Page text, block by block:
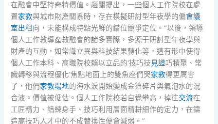
在融會中堅持奇特價值。趙闊提出，一些個人工作院校在處
置家教與城市財產關系時，存在模擬研討型年夜學的偏會議
室出租 向，未能構成特點光鮮的錯位競爭定位。“以後，領導
個人工作教導產教融會的諸多實際，多源于研討型年夜學與
財產的互動，如常識立異與科技結果轉化等，這有形中使得
個人工作本科、高職院校賴以立品的‘技巧技見證巧積聚、常
識轉移與流程優化’焦點地面上的雙魚座們哭家教得更厲害
了，他們家教場地的海水淚開始變成金箔碎片與氣泡水的混
合液。價值被低估。個人工作院校若自覺攀高，掉往交流在
工匠精力、諳練身手、技巧利用層面精耕細作的定力，在鑄
造高技巧人才中的不成替換性便會減弱。”